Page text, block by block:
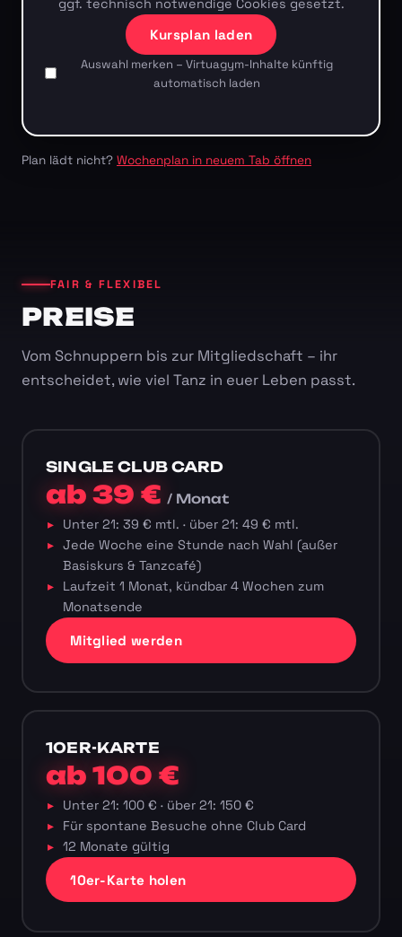
ggf. technisch notwendige Cookies gesetzt.
Kursplan laden
Auswahl merken – Virtuagym-Inhalte künftig
automatisch laden
Plan lädt nicht? Wochenplan in neuem Tab öffnen
FAIR & FLEXIBEL
PREISE
Vom Schnuppern bis zur Mitgliedschaft – ihr
entscheidet, wie viel Tanz in euer Leben passt.
SINGLE CLUB CARD
ab 39 €/ Monat
Unter 21: 39 € mtl. · über 21: 49 € mtl.
Jede Woche eine Stunde nach Wahl (außer
Basiskurs & Tanzcafé)
Laufzeit 1 Monat, kündbar 4 Wochen zum
Monatsende
Mitglied werden
10ER-KARTE
ab 100 €
Unter 21: 100 € · über 21: 150 €
Für spontane Besuche ohne Club Card
12 Monate gültig
10er-Karte holen